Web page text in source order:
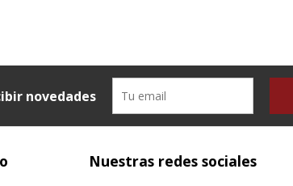
novedades
Nuestras redes sociales